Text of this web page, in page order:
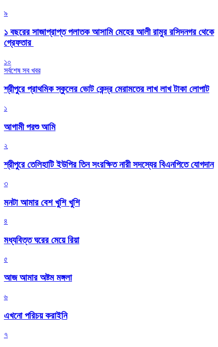
৯
১ বছরের সাজাপ্রাপ্ত পলাতক আসামি মেহের আলী রামুর রসিদনগর থেকে
গ্রেফতার ‎
১০
সর্বশেষ সব খবর
শ্রীপুরে প্রাথমিক স্কুলের ভোট কেন্দ্র মেরামতের লাখ লাখ টাকা লোপাট
১
আগামী পরশু আমি
২
শ্রীপুরে তেলিহাটি ইউপির তিন সংরক্ষিত নারী সদস্যের বিএনপিতে যোগদান
৩
মনটা আমার বেশ খুশি খুশি
৪
মধ্যবিত্ত ঘরের মেয়ে রিয়া
৫
আজ আমার অষ্টম মঙ্গলা
৬
এখনো পরিচয় করাইনি
৭